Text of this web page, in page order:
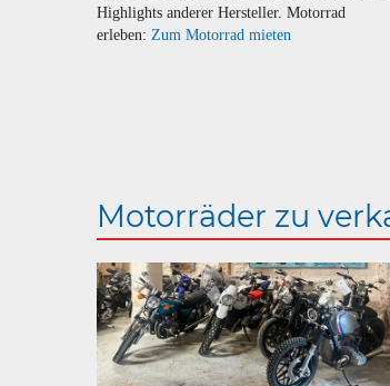
Highlights anderer Hersteller. Motorrad
erleben: Zum Motorrad mieten
Motorräder zu